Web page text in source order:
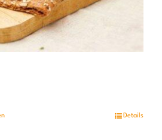
Details